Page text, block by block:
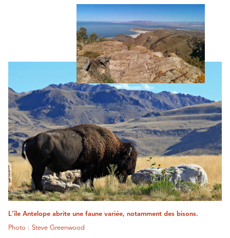
L'île Antelope abrite une faune variée, notamment des bisons.
Photo : Steve Greenwood